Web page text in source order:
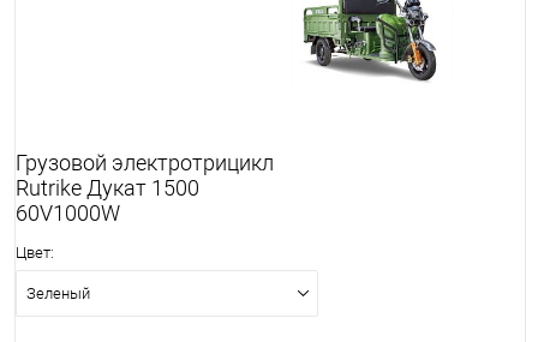
Грузовой электротрицикл
Rutrike Дукат 1500
60V1000W
Цвет:
Зеленый